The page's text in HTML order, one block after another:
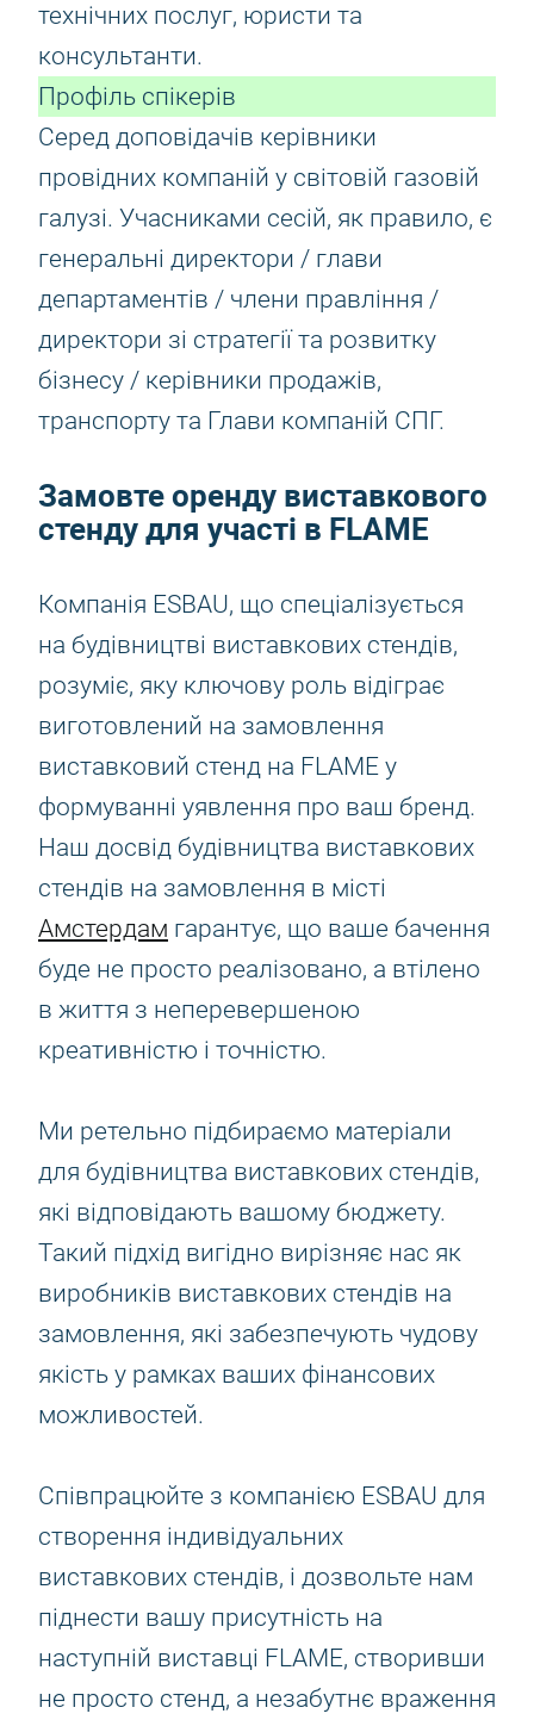
технічних послуг, юристи та
консультанти.
Профіль спікерів
Серед доповідачів керівники
провідних компаній у світовій газовій
галузі. Учасниками сесій, як правило, є
генеральні директори / глави
департаментів / члени правління /
директори зі стратегії та розвитку
бізнесу / керівники продажів,
транспорту та Глави компаній СПГ.
Замовте оренду виставкового
стенду для участі в FLAME
Компанія ESBAU, що спеціалізується
на будівництві виставкових стендів,
розуміє, яку ключову роль відіграє
виготовлений на замовлення
виставковий стенд на FLAME у
формуванні уявлення про ваш бренд.
Наш досвід будівництва виставкових
стендів на замовлення в місті
Амстердам гарантує, що ваше бачення
буде не просто реалізовано, а втілено
в життя з неперевершеною
креативністю і точністю.
Ми ретельно підбираємо матеріали
для будівництва виставкових стендів,
які відповідають вашому бюджету.
Такий підхід вигідно вирізняє нас як
виробників виставкових стендів на
замовлення, які забезпечують чудову
якість у рамках ваших фінансових
можливостей.
Співпрацюйте з компанією ESBAU для
створення індивідуальних
виставкових стендів, і дозвольте нам
піднести вашу присутність на
наступній виставці FLAME, створивши
не просто стенд, а незабутнє враження